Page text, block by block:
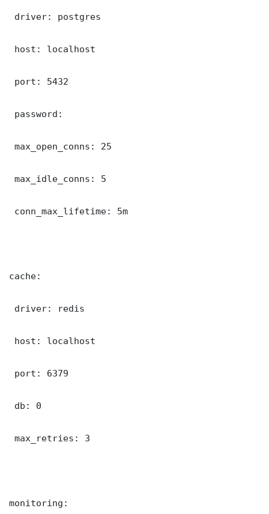
driver: postgres
host: localhost
port: 5432
password:
max_open_conns: 25
max_idle_conns: 5
conn_max_lifetime: 5m
cache:
driver: redis
host: localhost
port: 6379
db: 0
max_retries: 3
monitoring: